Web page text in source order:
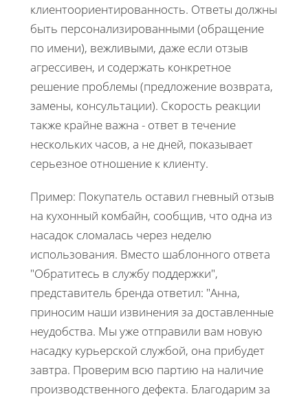
клиентоориентированность. Ответы должны
быть персонализированными (обращение
по имени), вежливыми, даже если отзыв
агрессивен, и содержать конкретное
решение проблемы (предложение возврата,
замены, консультации). Скорость реакции
также крайне важна - ответ в течение
нескольких часов, а не дней, показывает
серьезное отношение к клиенту.
Пример: Покупатель оставил гневный отзыв
на кухонный комбайн, сообщив, что одна из
насадок сломалась через неделю
использования. Вместо шаблонного ответа
"Обратитесь в службу поддержки",
представитель бренда ответил: "Анна,
приносим наши извинения за доставленные
неудобства. Мы уже отправили вам новую
насадку курьерской службой, она прибудет
завтра. Проверим всю партию на наличие
производственного дефекта. Благодарим за